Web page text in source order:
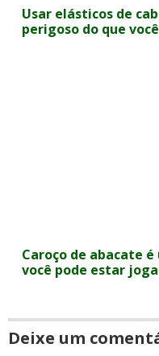
Usar elásticos de
perigoso do que
Caroço de abacate
você pode estar
Deixe um